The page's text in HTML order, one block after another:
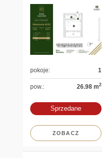
pokoje: 1
pow.: 26.98 m2
Sprzedane
ZOBACZ